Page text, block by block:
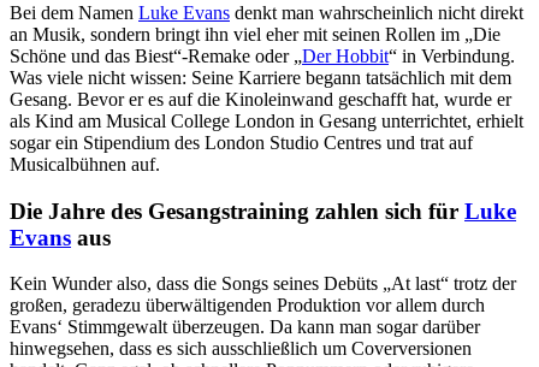
Bei dem Namen Luke Evans denkt man wahrscheinlich nicht direkt
an Musik, sondern bringt ihn viel eher mit seinen Rollen im „Die
Schöne und das Biest“-Remake oder „Der Hobbit“ in Verbindung.
Was viele nicht wissen: Seine Karriere begann tatsächlich mit dem
Gesang. Bevor er es auf die Kinoleinwand geschafft hat, wurde er
als Kind am Musical College London in Gesang unterrichtet, erhielt
sogar ein Stipendium des London Studio Centres und trat auf
Musicalbühnen auf.
Die Jahre des Gesangstraining zahlen sich für Luke
Evans aus
Kein Wunder also, dass die Songs seines Debüts „At last“ trotz der
großen, geradezu überwältigenden Produktion vor allem durch
Evans‘ Stimmgewalt überzeugen. Da kann man sogar darüber
hinwegsehen, dass es sich ausschließlich um Coverversionen